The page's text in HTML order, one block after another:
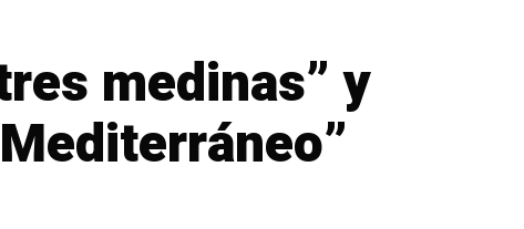
medinas” y